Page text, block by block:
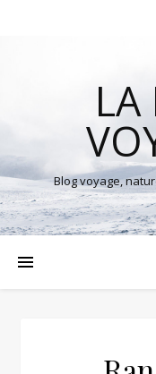
LA
Blog voyage,